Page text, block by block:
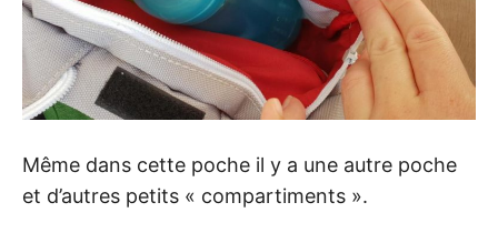
Même dans cette poche il y a une autre poche
et d’autres petits « compartiments ».